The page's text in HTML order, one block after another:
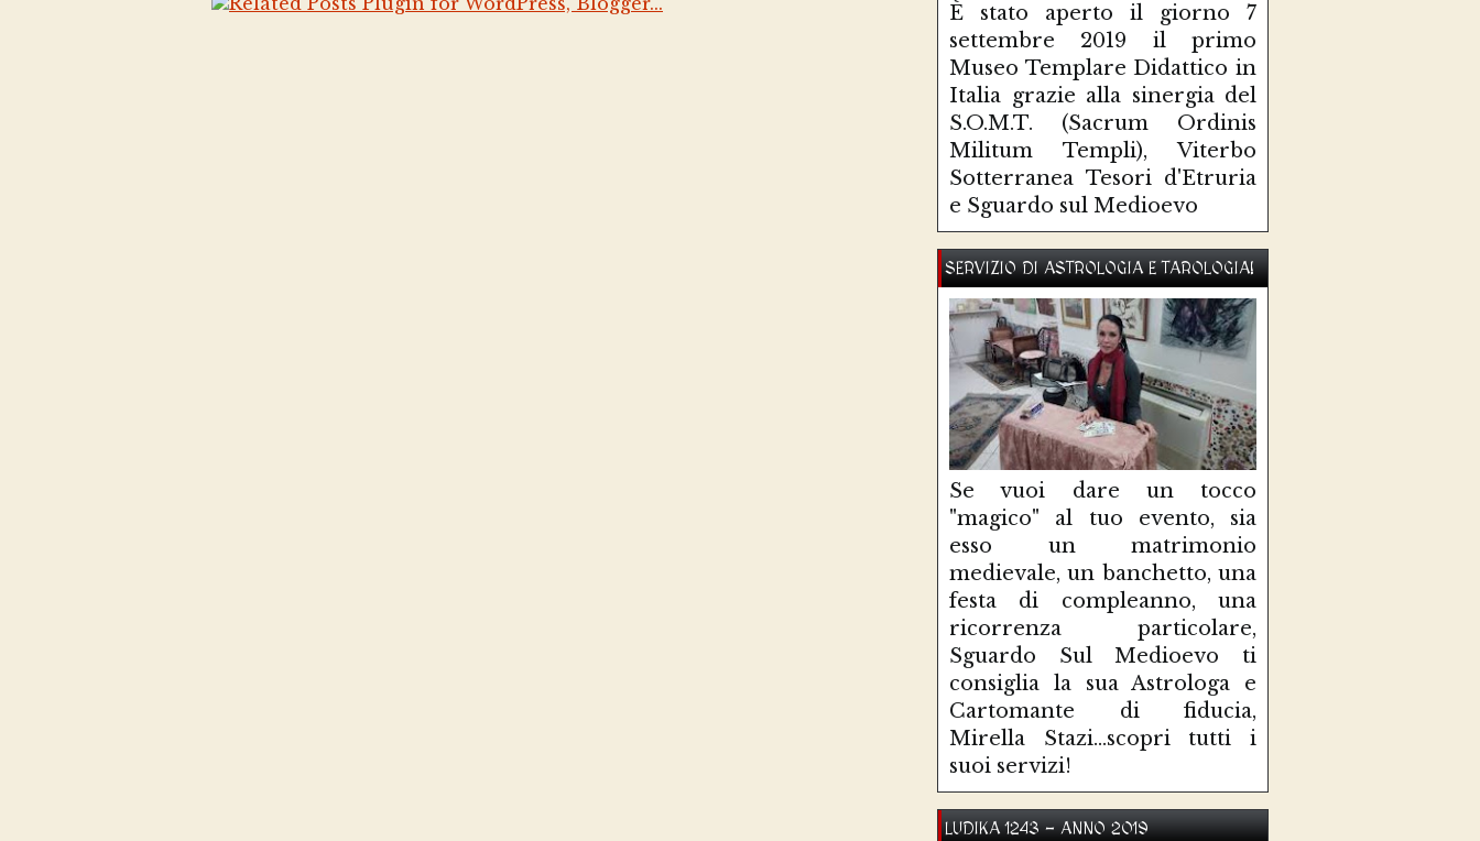
È stato aperto il giorno 7
settembre 2019 il primo
Museo Templare Didattico in
Italia grazie alla sinergia del
S.O.M.T. (Sacrum Ordinis
Militum Templi), Viterbo
Sotterranea Tesori d'Etruria
e Sguardo sul Medioevo
SERVIZIO DI ASTROLOGIA E TAROLOGIA!
Se vuoi dare un tocco
"magico" al tuo evento, sia
esso un matrimonio
medievale, un banchetto, una
festa di compleanno, una
ricorrenza particolare,
Sguardo Sul Medioevo ti
consiglia la sua Astrologa e
Cartomante di fiducia,
Mirella Stazi...scopri tutti i
suoi servizi!
LUDIKA 1243 - ANNO 2019